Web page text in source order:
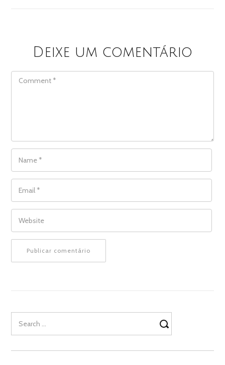
Deixe um comentário
COMMENT
NAME
EMAIL
WEBSITE
for: